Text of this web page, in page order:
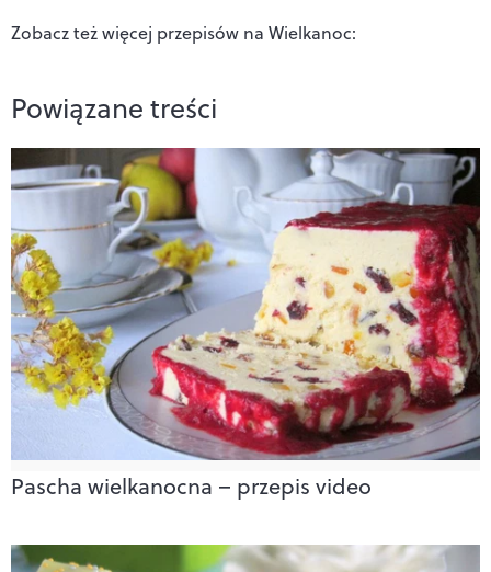
Zobacz też więcej przepisów na Wielkanoc:
Powiązane treści
Pascha wielkanocna – przepis video